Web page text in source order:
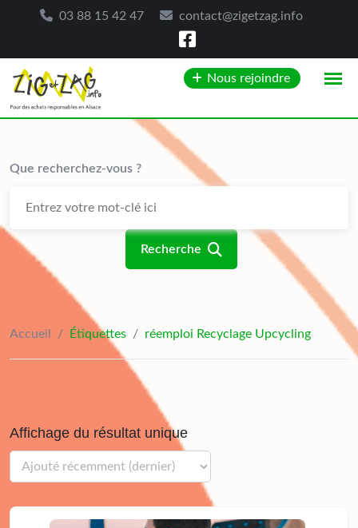
03 88 15 42 47 contact@zigetzag.info
content
Nous rejoindre
Que recherchez-vous ?
Recherche
Accueil / Étiquettes / réemploi Recyclage Upcycling
Affichage du résultat unique